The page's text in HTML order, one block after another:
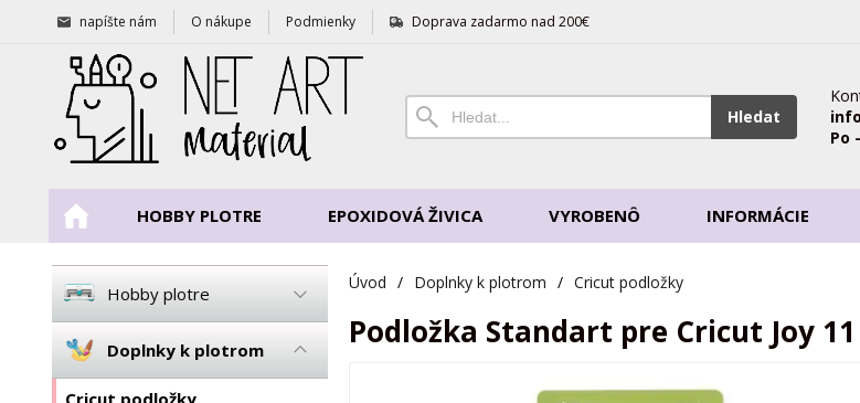
napíšte nám O nákupe Podmienky Doprava zadarmo nad 200€
Hledat
Po
HOBBY PLOTRE EPOXIDOVÁ ŽIVICA VYROBENÔ INFORMÁCIE
Hobby plotre
Doplnky k plotrom
Cricut podložky
Úvod / Doplnky k plotrom / Cricut podložky
Podložka Standart pre Cricut Joy